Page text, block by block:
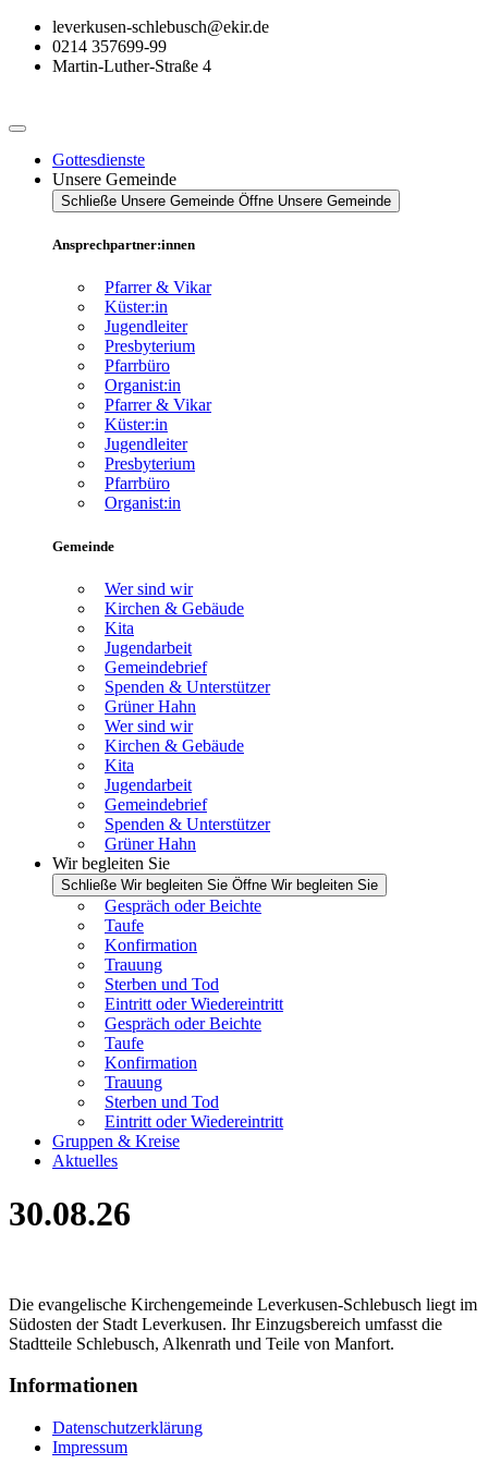
Zum
Inhalt
springen
leverkusen-schlebusch@ekir.de
0214 357699-99
Martin-Luther-Straße 4
Gottesdienste
Unsere Gemeinde
Schließe Unsere Gemeinde Öffne Unsere Gemeinde
Ansprechpartner:innen
Pfarrer & Vikar
Küster:in
Jugendleiter
Presbyterium
Pfarrbüro
Organist:in
Pfarrer & Vikar
Küster:in
Jugendleiter
Presbyterium
Pfarrbüro
Organist:in
Gemeinde
Wer sind wir
Kirchen & Gebäude
Kita
Jugendarbeit
Gemeindebrief
Spenden & Unterstützer
Grüner Hahn
Wer sind wir
Kirchen & Gebäude
Kita
Jugendarbeit
Gemeindebrief
Spenden & Unterstützer
Grüner Hahn
Wir begleiten Sie
Schließe Wir begleiten Sie Öffne Wir begleiten Sie
Gespräch oder Beichte
Taufe
Konfirmation
Trauung
Sterben und Tod
Eintritt oder Wiedereintritt
Gespräch oder Beichte
Taufe
Konfirmation
Trauung
Sterben und Tod
Eintritt oder Wiedereintritt
Gruppen & Kreise
Aktuelles
30.08.26
Die evangelische Kirchengemeinde Leverkusen-Schlebusch liegt im
Südosten der Stadt Leverkusen. Ihr Einzugsbereich umfasst die
Stadtteile Schlebusch, Alkenrath und Teile von Manfort.
Informationen
Datenschutzerklärung
Impressum